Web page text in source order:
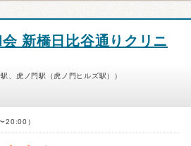
新橋日比谷通りクリニ
、虎ノ門駅（虎ノ門ヒルズ駅））
20:00）